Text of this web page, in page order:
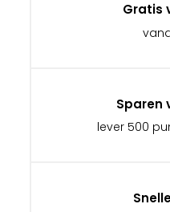
Gratis
Sparen
lever 500